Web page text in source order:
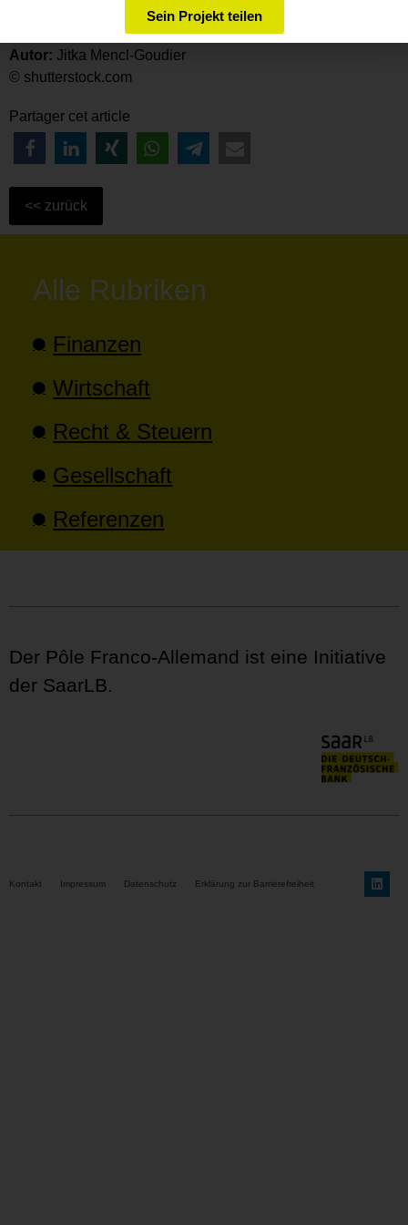
Autor: Jitka Mencl-Goudier
© shutterstock.com
Partager cet article
Alle Rubriken
Finanzen
Wirtschaft
Recht & Steuern
Gesellschaft
Referenzen
Der Pôle Franco-Allemand ist eine Initiative
der SaarLB.
Kontakt Impressum Datenschutz Erklärung zur Barrierefreiheit
Sein Projekt teilen